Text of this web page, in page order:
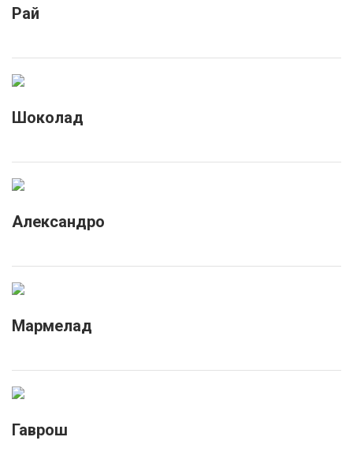
Рай
Шоколад
Александро
Мармелад
Гаврош